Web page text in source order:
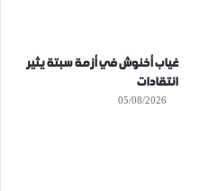
غياب أخنوش في أزمة سبتة يثير
انتقادات
05/08/2026